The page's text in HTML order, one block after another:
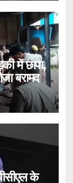
में छापा,
बरामद
के